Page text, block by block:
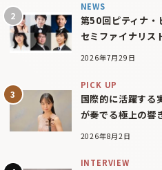
NEWS
第50回ピティナ・
セミファイナリス
2026年7月29日
PICK UP
国際的に活躍する
が奏でる極上の響
2026年8月2日
INTERVIEW